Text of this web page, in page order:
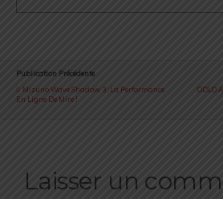
Publication Précédente
Mizuno Wave Shadow 3 : La Performance
En Ligne De Mire !
ODLO
Laisser un